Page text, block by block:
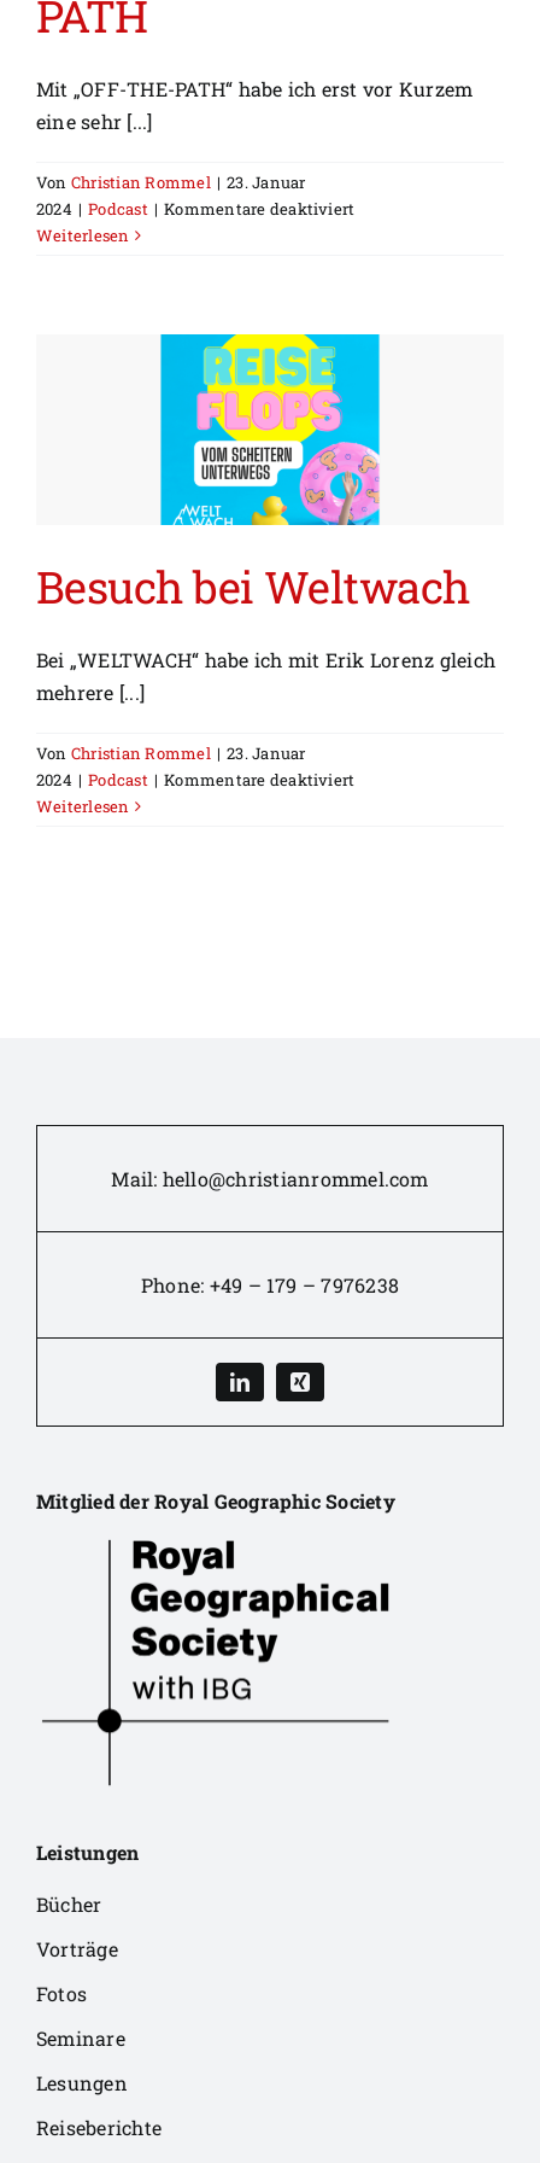
PATH
Mit „OFF-THE-PATH“ habe ich erst vor Kurzem
eine sehr [...]
Von Christian Rommel | 23. Januar
2024 | Podcast | Kommentare deaktiviert
PATH
Weiterlesen
Besuch bei Weltwach
Bei „WELTWACH“ habe ich mit Erik Lorenz gleich
mehrere [...]
Von Christian Rommel | 23. Januar
2024 | Podcast | Kommentare deaktiviert
Weiterlesen
Mail: hello@christianrommel.com
Phone: +49 – 179 – 7976238
Mitglied der Royal Geographic Society
Leistungen
Bücher
Vorträge
Fotos
Seminare
Lesungen
Reiseberichte